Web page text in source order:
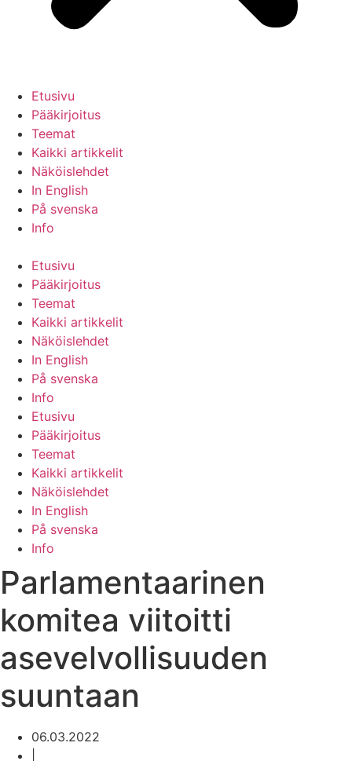
Etusivu
Pääkirjoitus
Teemat
Kaikki artikkelit
Näköislehdet
In English
På svenska
Info
Etusivu
Pääkirjoitus
Teemat
Kaikki artikkelit
Näköislehdet
In English
På svenska
Info
Etusivu
Pääkirjoitus
Teemat
Kaikki artikkelit
Näköislehdet
In English
På svenska
Info
Parlamentaarinen
komitea viitoitti
asevelvollisuuden
suuntaan
06.03.2022